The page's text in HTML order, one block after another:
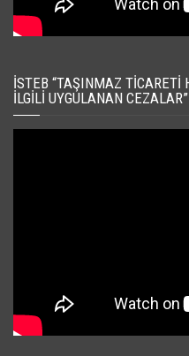
İSTEB “TAŞINMAZ
İLGILI UYGULANAN